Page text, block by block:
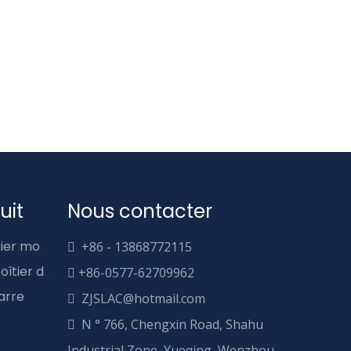
Disjoncteur de cas de boîtier moulé DC et AC
Disjoncteur de circuit de boîtier de type barre
Nous contacter
 +86 - 13868772115
 +86-0577-62709962
 ZJSLAC@hotmail.com
 N ° 766, Chengxin Road, Shahu